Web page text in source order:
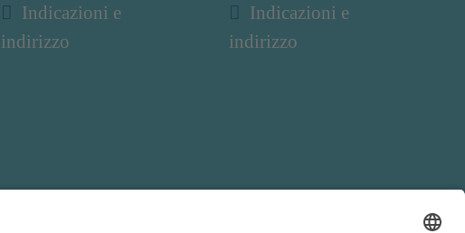
Indicazioni e
indirizzo
Indicazioni e
indirizzo